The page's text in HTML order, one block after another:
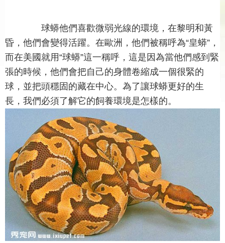
球蟒他們喜歡微弱光線的環境，在黎明和黃
昏，他們會變得活躍。在歐洲，他們被稱呼為“皇蟒”，
而在美國就用“球蟒”這一稱呼，這是因為當他們感到緊
張的時候，他們會把自己的身體卷縮成一個很緊的
球，並把頭穩固的藏在中心。為了讓球蟒更好的生
長，我們必須了解它的飼養環境是怎樣的。